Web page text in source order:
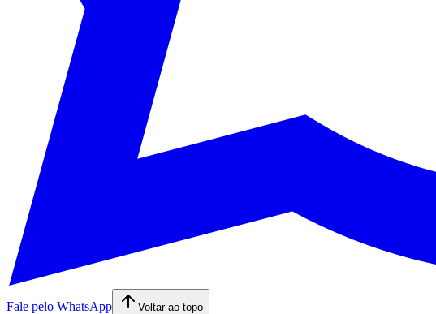
Fale pelo WhatsApp Voltar ao topo